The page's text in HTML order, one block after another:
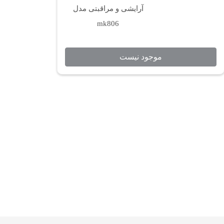
آرایشی و مراقبتی مدل
mk806
موجود نیست